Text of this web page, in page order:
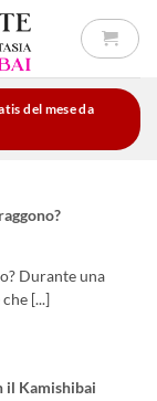
del mese da
Durante una
[...]
il Kamishibai